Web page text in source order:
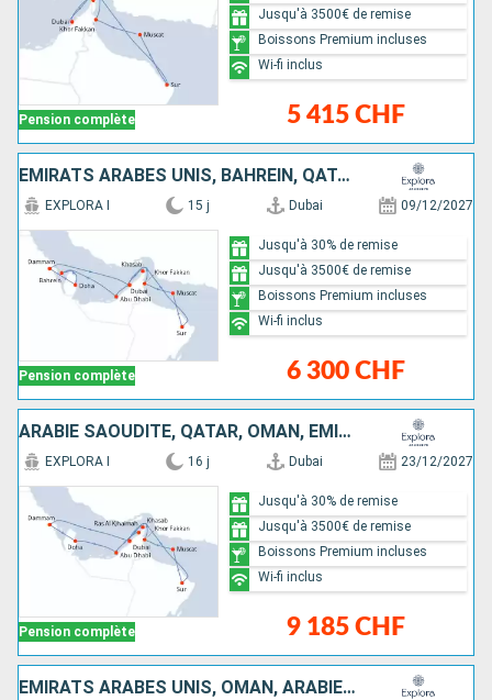
Pension complète 5 415 CHF
Jusqu'à 3500€ de remise
Boissons Premium incluses
Wi-fi inclus
EMIRATS ARABES UNIS, BAHREIN, QATAR, ARABIE SAOUDITE, OMAN
Pension complète
EXPLORA I 15 j Dubai 09/12/2027
6 300 CHF
Jusqu'à 30% de remise
Jusqu'à 3500€ de remise
Boissons Premium incluses
Wi-fi inclus
ARABIE SAOUDITE, QATAR, OMAN, EMIRATS ARABES UNIS
Pension complète
EXPLORA I 16 j Dubai 23/12/2027
9 185 CHF
Jusqu'à 30% de remise
Jusqu'à 3500€ de remise
Boissons Premium incluses
Wi-fi inclus
EMIRATS ARABES UNIS, OMAN, ARABIE SAOUDITE